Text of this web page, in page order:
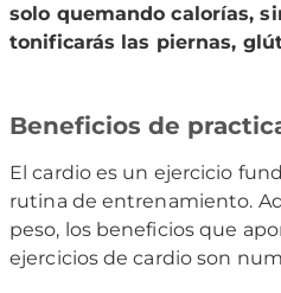
solo quemando calorías,
tonificarás las piernas,
Beneficios de
El cardio es un ejercicio
rutina de entrenamiento.
peso, los beneficios que
ejercicios de cardio son